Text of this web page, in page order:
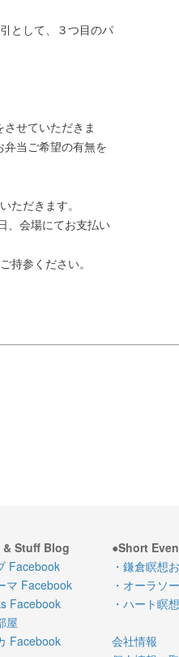
として、３つ目のパ
せていただきま
当ご希望の有無を
ただきます。
、会場にてお支払い
持参ください。
Stuff Blog
Facebook
マ Facebook
Facebook
屋
Facebook
●Short
・鎌倉瞑想
・オーラソ
・ハート瞑
会社情報